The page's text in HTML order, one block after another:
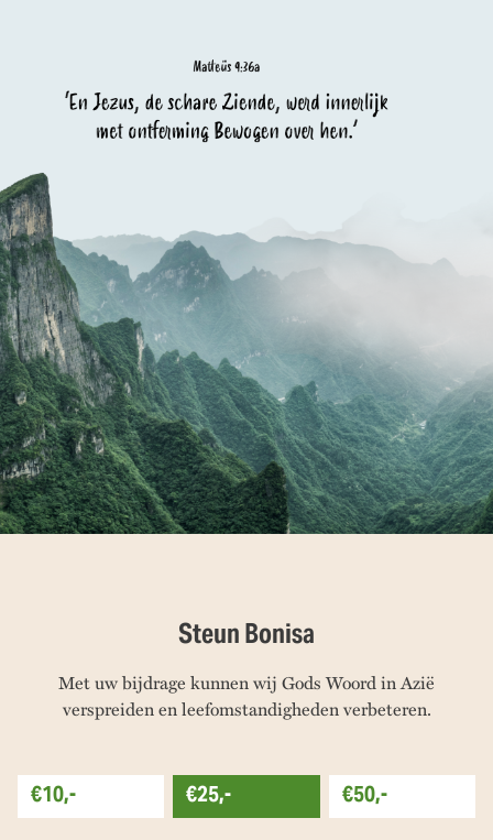
Steun Bonisa
Met uw bijdrage kunnen wij Gods Woord in Azië
verspreiden en leefomstandigheden verbeteren.
€10,- €25,-
€50,-